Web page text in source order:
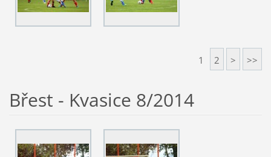
1 2 > >>
Břest - Kvasice 8/2014